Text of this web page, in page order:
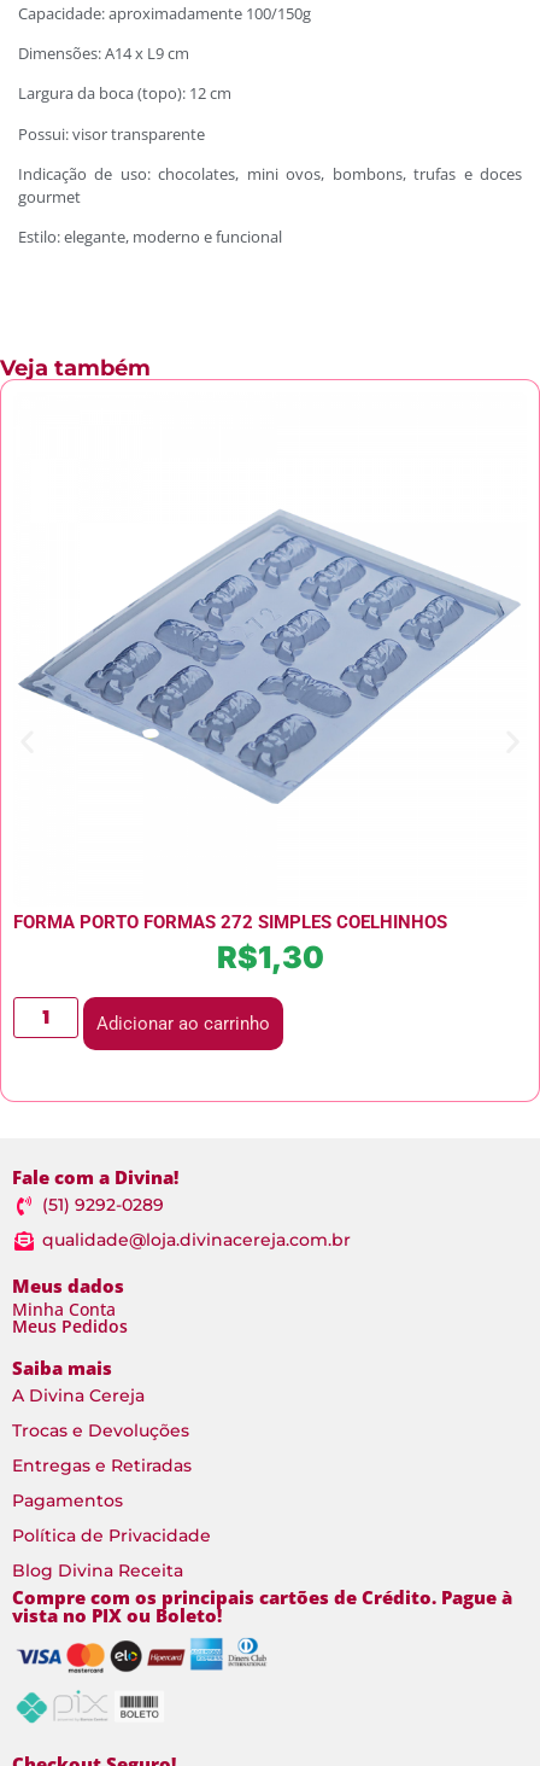
Capacidade: aproximadamente 100/150g
Dimensões: A14 x L9 cm
Largura da boca (topo): 12 cm
Possui: visor transparente
Indicação de uso: chocolates, mini ovos, bombons, trufas e doces
gourmet
Estilo: elegante, moderno e funcional
Veja também
FORMA PORTO FORMAS 272 SIMPLES COELHINHOS
R$1,30
Adicionar ao carrinho
Fale com a Divina!
(51) 9292-0289
qualidade@loja.divinacereja.com.br
Meus dados
Minha Conta
Meus Pedidos
Saiba mais
A Divina Cereja
Trocas e Devoluções
Entregas e Retiradas
Pagamentos
Política de Privacidade
Blog Divina Receita
Compre com os principais cartões de Crédito. Pague à
vista no PIX ou Boleto!